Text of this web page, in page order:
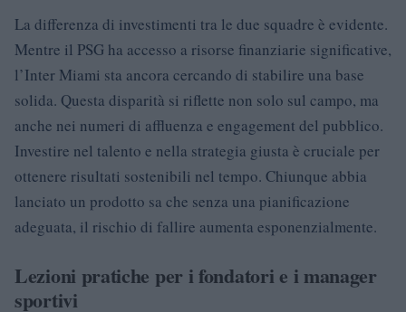
La differenza di investimenti tra le due squadre è evidente.
Mentre il PSG ha accesso a risorse finanziarie significative,
l’Inter Miami sta ancora cercando di stabilire una base
solida. Questa disparità si riflette non solo sul campo, ma
anche nei numeri di affluenza e engagement del pubblico.
Investire nel talento e nella strategia giusta è cruciale per
ottenere risultati sostenibili nel tempo. Chiunque abbia
lanciato un prodotto sa che senza una pianificazione
adeguata, il rischio di fallire aumenta esponenzialmente.
Lezioni pratiche per i fondatori e i manager
sportivi